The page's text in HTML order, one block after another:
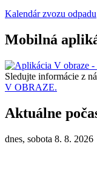
Kalendár zvozu odpadu
Mobilná
Sledujte informácie z
V OBRAZE.
Aktuálne
dnes, sobota 8. 8. 2026